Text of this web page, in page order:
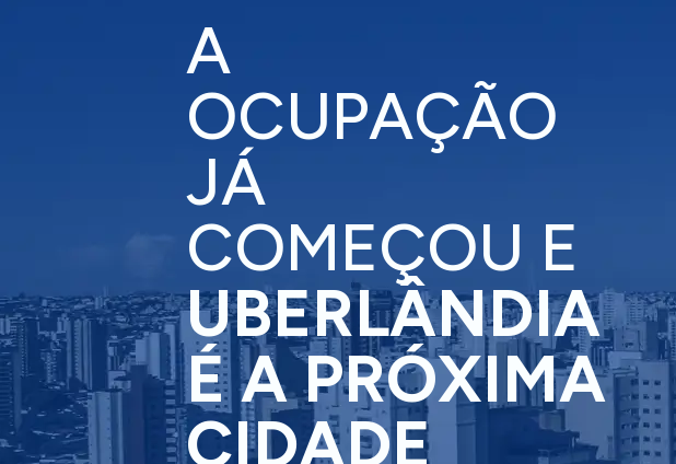
A
OCUPAÇÃO
JÁ
COMEÇOU E
UBERLÂNDIA
É A PRÓXIMA
CIDADE